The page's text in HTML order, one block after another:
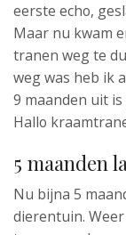
eerste echo,
Maar nu kwam
tranen weg te
weg was heb ik
9 maanden uit
Hallo
5 maanden
Nu bijna 5
dierentuin.